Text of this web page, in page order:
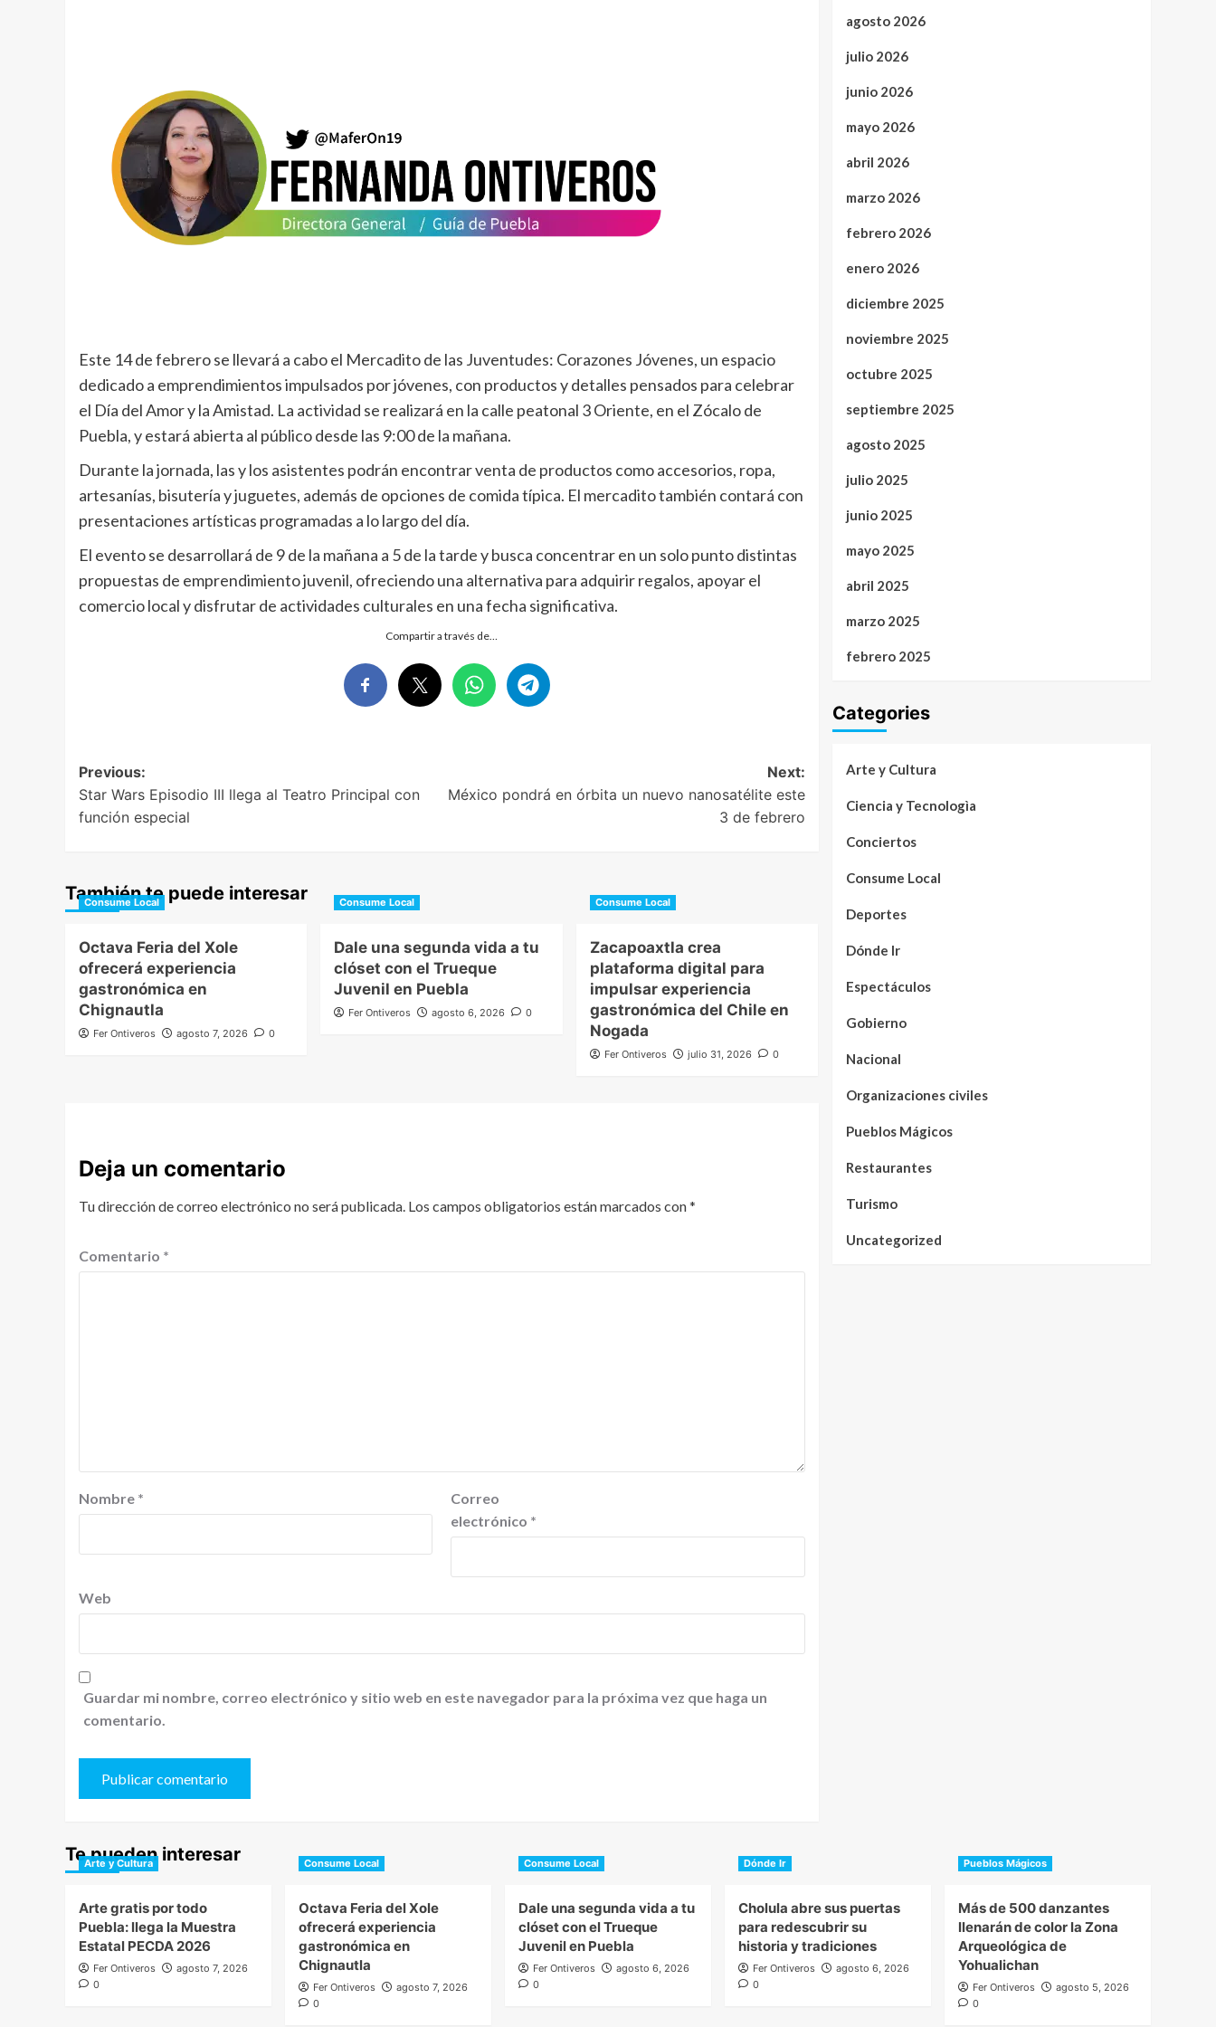
Este 14 de febrero se llevará a cabo el Mercadito de las Juventudes: Corazones Jóvenes, un espacio
dedicado a emprendimientos impulsados por jóvenes, con productos y detalles pensados para celebrar
el Día del Amor y la Amistad. La actividad se realizará en la calle peatonal 3 Oriente, en el Zócalo de
Puebla, y estará abierta al público desde las 9:00 de la mañana.
Durante la jornada, las y los asistentes podrán encontrar venta de productos como accesorios, ropa,
artesanías, bisutería y juguetes, además de opciones de comida típica. El mercadito también contará con
presentaciones artísticas programadas a lo largo del día.
El evento se desarrollará de 9 de la mañana a 5 de la tarde y busca concentrar en un solo punto distintas
propuestas de emprendimiento juvenil, ofreciendo una alternativa para adquirir regalos, apoyar el
comercio local y disfrutar de actividades culturales en una fecha significativa.
Compartir a través de…
Post
navigation
Previous:
Star Wars Episodio III llega al Teatro Principal con
función especial
Next:
México pondrá en órbita un nuevo nanosatélite este
3 de febrero
También te puede interesar
Consume Local
Octava Feria del Xole
ofrecerá experiencia
gastronómica en
Chignautla
Fer Ontiveros agosto 7, 2026 0
Consume Local
Dale una segunda vida a tu
clóset con el Trueque
Juvenil en Puebla
Fer Ontiveros agosto 6, 2026 0
Consume Local
Zacapoaxtla crea
plataforma digital para
impulsar experiencia
gastronómica del Chile en
Nogada
Fer Ontiveros julio 31, 2026 0
Deja un comentario
Tu dirección de correo electrónico no será publicada. Los campos obligatorios están marcados con*
Comentario *
Nombre *
Correo
electrónico *
Web
Guardar mi nombre, correo electrónico y sitio web en este navegador para la próxima vez que haga un
comentario.
agosto 2026
julio 2026
junio 2026
mayo 2026
abril 2026
marzo 2026
febrero 2026
enero 2026
diciembre 2025
noviembre 2025
octubre 2025
septiembre 2025
agosto 2025
julio 2025
junio 2025
mayo 2025
abril 2025
marzo 2025
febrero 2025
Categories
Arte y Cultura
Ciencia y Tecnologìa
Conciertos
Consume Local
Deportes
Dónde Ir
Espectáculos
Gobierno
Nacional
Organizaciones civiles
Pueblos Mágicos
Restaurantes
Turismo
Uncategorized
Te pueden interesar
Arte y Cultura
Arte gratis por todo
Puebla: llega la Muestra
Estatal PECDA 2026
Fer Ontiveros
agosto 7, 2026
0
Consume Local
Octava Feria del Xole
ofrecerá experiencia
gastronómica en
Chignautla
Fer Ontiveros
agosto 7, 2026
0
Consume Local
Dale una segunda vida a tu
clóset con el Trueque
Juvenil en Puebla
Fer Ontiveros
agosto 6, 2026
0
Dónde Ir
Cholula abre sus puertas
para redescubrir su
historia y tradiciones
Fer Ontiveros
agosto 6, 2026
0
Pueblos Mágicos
Más de 500 danzantes
llenarán de color la Zona
Arqueológica de
Yohualichan
Fer Ontiveros
agosto 5, 2026
0